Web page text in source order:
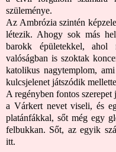
szüleménye.
Az Ambrózia szintén
létezik. Ahogy sok más
barokk épületekkel,
valóságban is szoktak
katolikus nagytemplom,
kulcsjelenet játszódik
A regényben fontos
a Várkert nevet viseli, és
platánfákkal, sőt még egy
felbukkan. Sőt, az egyik
itt.